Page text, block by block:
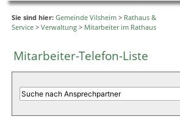
Sie sind hier: Gemeinde Vilsheim > Rathaus &
Service > Verwaltung > Mitarbeiter im Rathaus
Mitarbeiter-Telefon-Liste